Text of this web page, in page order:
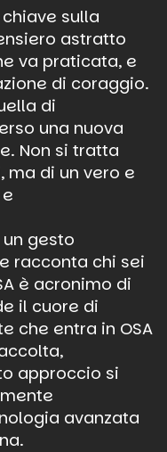
sulla
astratto
va praticata, e
di coraggio.
di
una nuova
Non si tratta
di un vero e
gesto
racconta chi sei
è acronimo di
il cuore di
che entra in OSA
approccio si
avanzata